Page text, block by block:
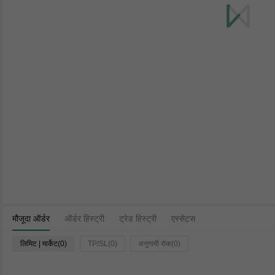
मौजूदा ऑर्डर ऑर्डर हिस्ट्री ट्रेड हिस्ट्री एस्सेट्स
लिमिट | मार्केट(0) TP/SL(0) अनुगामी रोक(0)